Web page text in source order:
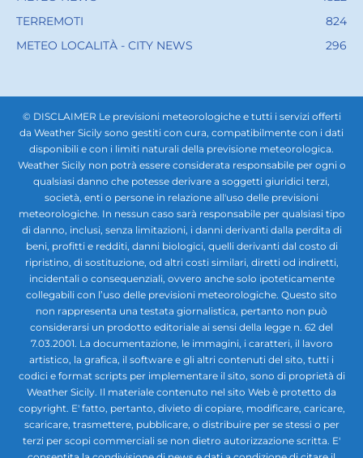
TERREMOTI
824
METEO LOCALITÀ - CITY NEWS
296
© DISCLAIMER Le previsioni meteorologiche e tutti i servizi offerti
da Weather Sicily sono gestiti con cura, compatibilmente con i dati
disponibili e con i limiti naturali della previsione meteorologica.
Weather Sicily non potrà essere considerata responsabile per ogni o
qualsiasi danno che potesse derivare a soggetti giuridici terzi,
società, enti o persone in relazione all'uso delle previsioni
meteorologiche. In nessun caso sarà responsabile per qualsiasi tipo
di danno, inclusi, senza limitazioni, i danni derivanti dalla perdita di
beni, profitti e redditi, danni biologici, quelli derivanti dal costo di
ripristino, di sostituzione, od altri costi similari, diretti od indiretti,
incidentali o consequenziali, ovvero anche solo ipoteticamente
collegabili con l’uso delle previsioni meteorologiche. Questo sito
non rappresenta una testata giornalistica, pertanto non può
considerarsi un prodotto editoriale ai sensi della legge n. 62 del
7.03.2001. La documentazione, le immagini, i caratteri, il lavoro
artistico, la grafica, il software e gli altri contenuti del sito, tutti i
codici e format scripts per implementare il sito, sono di proprietà di
Weather Sicily. Il materiale contenuto nel sito Web è protetto da
copyright. E' fatto, pertanto, divieto di copiare, modificare, caricare,
scaricare, trasmettere, pubblicare, o distribuire per se stessi o per
terzi per scopi commerciali se non dietro autorizzazione scritta. E'